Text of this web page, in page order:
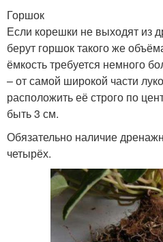
Горшок
Если корешки не выходят из
берут горшок такого же
ёмкость требуется немного
– от самой широкой части
расположить её строго по
быть 3 см.
Обязательно наличие
четырёх.